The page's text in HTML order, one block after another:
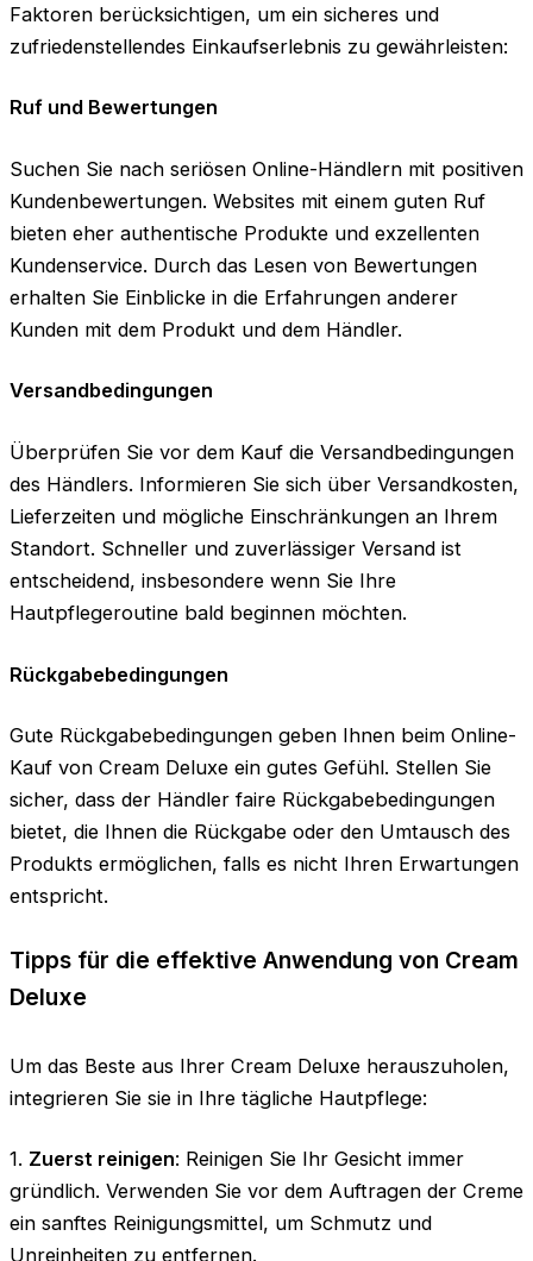
Faktoren berücksichtigen, um ein sicheres und
zufriedenstellendes Einkaufserlebnis zu gewährleisten:
Ruf und Bewertungen
Suchen Sie nach seriösen Online-Händlern mit positiven
Kundenbewertungen. Websites mit einem guten Ruf
bieten eher authentische Produkte und exzellenten
Kundenservice. Durch das Lesen von Bewertungen
erhalten Sie Einblicke in die Erfahrungen anderer
Kunden mit dem Produkt und dem Händler.
Versandbedingungen
Überprüfen Sie vor dem Kauf die Versandbedingungen
des Händlers. Informieren Sie sich über Versandkosten,
Lieferzeiten und mögliche Einschränkungen an Ihrem
Standort. Schneller und zuverlässiger Versand ist
entscheidend, insbesondere wenn Sie Ihre
Hautpflegeroutine bald beginnen möchten.
Rückgabebedingungen
Gute Rückgabebedingungen geben Ihnen beim Online-
Kauf von Cream Deluxe ein gutes Gefühl. Stellen Sie
sicher, dass der Händler faire Rückgabebedingungen
bietet, die Ihnen die Rückgabe oder den Umtausch des
Produkts ermöglichen, falls es nicht Ihren Erwartungen
entspricht.
Tipps für die effektive Anwendung von Cream
Deluxe
Um das Beste aus Ihrer Cream Deluxe herauszuholen,
integrieren Sie sie in Ihre tägliche Hautpflege:
1. Zuerst reinigen: Reinigen Sie Ihr Gesicht immer
gründlich. Verwenden Sie vor dem Auftragen der Creme
ein sanftes Reinigungsmittel, um Schmutz und
Unreinheiten zu entfernen.